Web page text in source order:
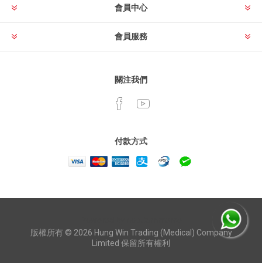
會員中心
會員服務
關注我們
付款方式
版權所有 © 2026 Hung Win Trading (Medical) Company
Limited 保留所有權利